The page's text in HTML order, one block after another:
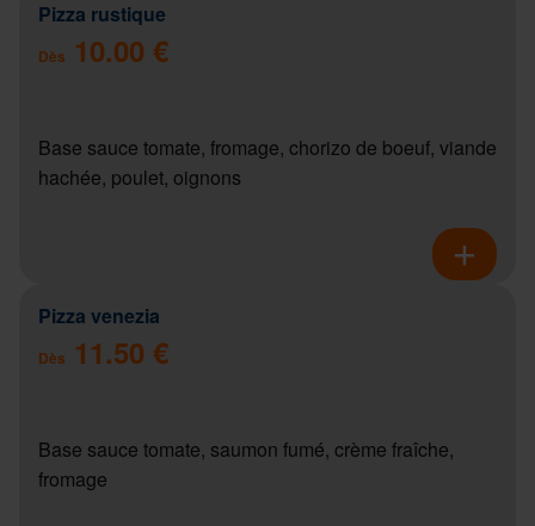
Pizza rustique
Dès 10.00 €
Base sauce tomate, fromage, chorizo de boeuf, viande
hachée, poulet, oignons
Pizza venezia
Dès 11.50 €
Base sauce tomate, saumon fumé, crème fraîche,
fromage